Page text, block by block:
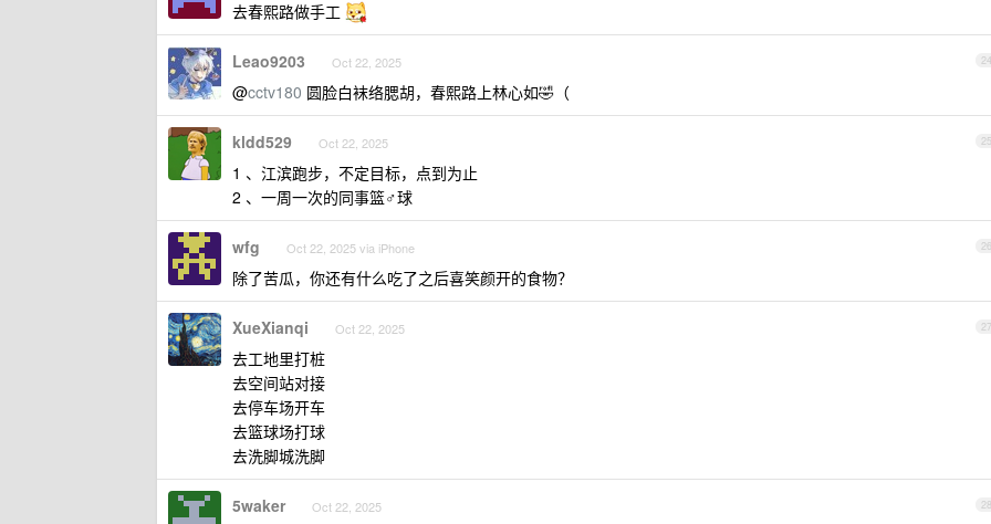
去春熙路做手工
24
Leao9203 Oct 22, 2025
@cctv180 圆脸白袜络腮胡，春熙路上林心如🤣（
25
kldd529 Oct 22, 2025
1 、江滨跑步，不定目标，点到为止
2 、一周一次的同事篮♂球
26
wfg Oct 22, 2025 via iPhone
除了苦瓜，你还有什么吃了之后喜笑颜开的食物？
27
XueXianqi Oct 22, 2025
去工地里打桩
去空间站对接
去停车场开车
去篮球场打球
去洗脚城洗脚
28
5waker Oct 22, 2025